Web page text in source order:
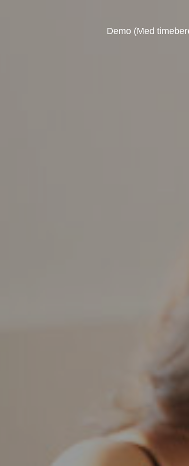
Demo (Med